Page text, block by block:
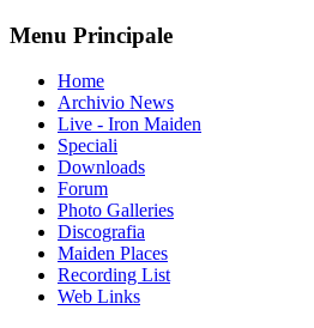
Menu Principale
Home
Archivio News
Live - Iron Maiden
Speciali
Downloads
Forum
Photo Galleries
Discografia
Maiden Places
Recording List
Web Links